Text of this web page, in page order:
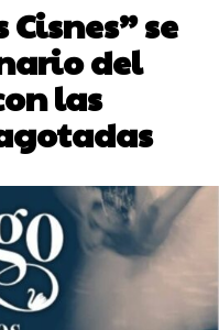
se
del
las